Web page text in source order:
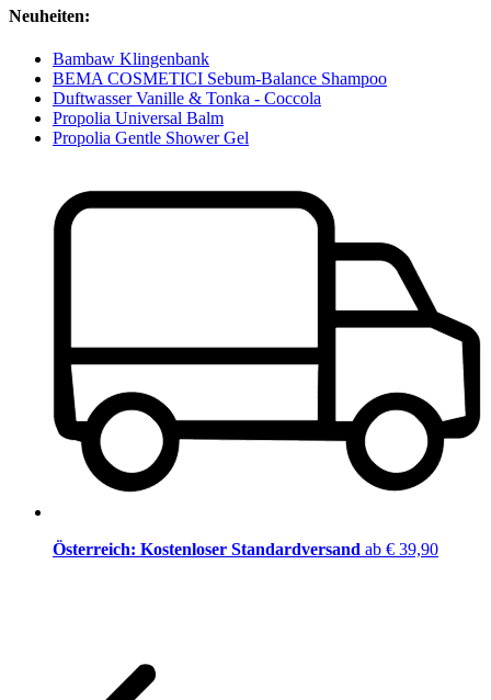
Neuheiten:
Bambaw Klingenbank
BEMA COSMETICI Sebum-Balance Shampoo
Duftwasser Vanille & Tonka - Coccola
Propolia Universal Balm
Propolia Gentle Shower Gel
Österreich: Kostenloser Standardversand ab € 39,90